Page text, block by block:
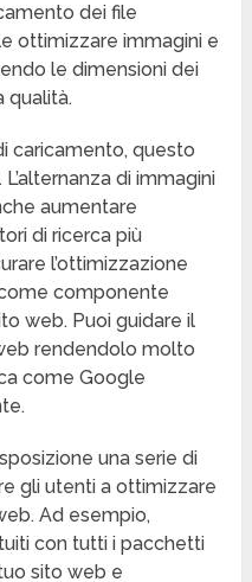
dei file
ottimizzare immagini e
le dimensioni dei
qualità.
caricamento, questo
di immagini
aumentare
di ricerca più
l’ottimizzazione
componente
web. Puoi guidare il
rendendolo molto
come Google
una serie di
gli utenti a ottimizzare
Ad esempio,
con tutti i pacchetti
sito web e